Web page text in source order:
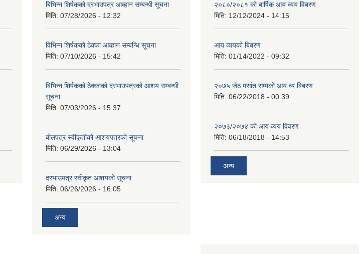
बिभिन्‍न शिर्षकको दरभाउपत्र आव्हान सम्बन्धी सूचना
मिति: 07/28/2026 - 12:32
विभिन्न शिर्षकको ठेक्का आव्हान सम्बन्धि सूचना
मिति: 07/10/2026 - 15:42
बिभिन्‍न शिर्षकको ठेक्काको दरभाउपत्रको आशय सम्बन्धी
सूचना
मिति: 07/03/2026 - 15:37
बोलपत्र स्वीकृतीको आशयपत्रको सूचना
मिति: 06/29/2026 - 13:04
दरभाउपत्र स्वीकृत आशयको सूचना
मिति: 06/26/2026 - 16:05
अन्य
२०८०/२०८१ को बार्षिक आय व्यय विबरण
मिति: 12/12/2024 - 14:15
आय व्ययको बिबरण
मिति: 01/14/2022 - 09:32
२०७५ जेठ मसांत सम्मको आय.व्य बिबरण
मिति: 06/22/2018 - 00:39
२०७३/२०७४ को आय व्यय विवरण
मिति: 06/18/2018 - 14:53
अन्य